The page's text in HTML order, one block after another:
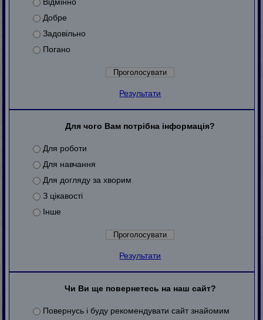
Відмінно
Добре
Задовільно
Погано
Результати
Для чого Вам потрібна інформація?
Для роботи
Для навчання
Для догляду за хворим
З цікавості
Інше
Результати
Чи Ви ще повернетесь на наш сайт?
Повернусь і буду рекомендувати сайт знайомим